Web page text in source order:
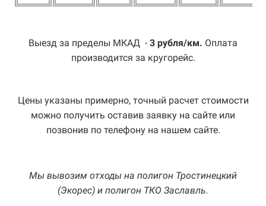
Выезд за пределы МКАД - 3 рубля/км. Оплата
производится за кругорейс.
Цены указаны примерно, точный расчет стоимости
можно получить оставив заявку на сайте или
позвонив по телефону на нашем сайте.
Мы вывозим отходы на полигон Тростинецкий
(Экорес) и полигон ТКО Заславль.